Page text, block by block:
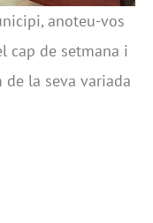
anoteu-vos
cap de setmana i
la seva variada